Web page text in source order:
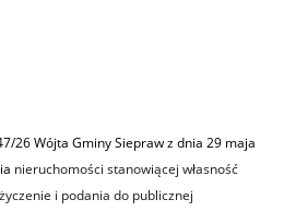
26 Wójta Gminy Siepraw z dnia 29 maja
nieruchomości stanowiącej własność
i podania dopublicznej